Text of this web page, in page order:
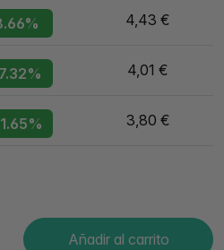
4,43 €
4,01 €
3,80 €
Añadir al carrito